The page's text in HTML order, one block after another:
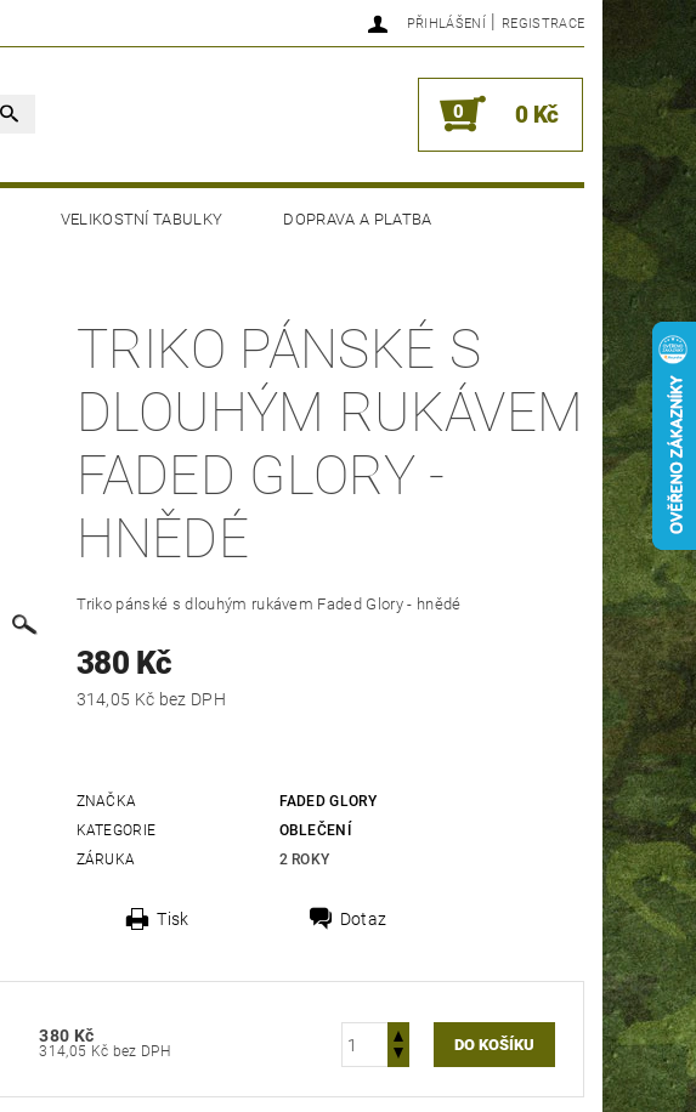
PŘIHLÁŠENÍ | REGISTRACE
0 0 Kč
VELIKOSTNÍ TABULKY DOPRAVA A PLATBA
TRIKO PÁNSKÉ S
DLOUHÝM RUKÁVEM
FADED GLORY -
HNĚDÉ
Triko pánské s dlouhým rukávem Faded Glory - hnědé
380 Kč
314,05 Kč bez DPH
ZNAČKA
FADED GLORY
KATEGORIE
OBLEČENÍ
ZÁRUKA
2 ROKY
Tisk Dotaz
380 Kč
314,05 Kč bez DPH